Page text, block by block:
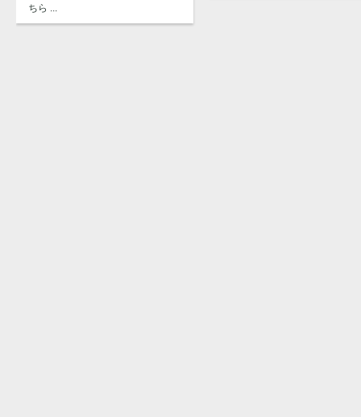
ちら ...